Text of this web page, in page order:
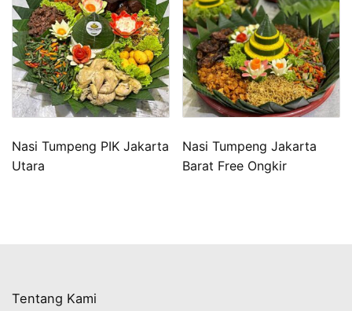
Nasi Tumpeng PIK Jakarta
Utara
Nasi Tumpeng Jakarta
Barat Free Ongkir
Tentang Kami